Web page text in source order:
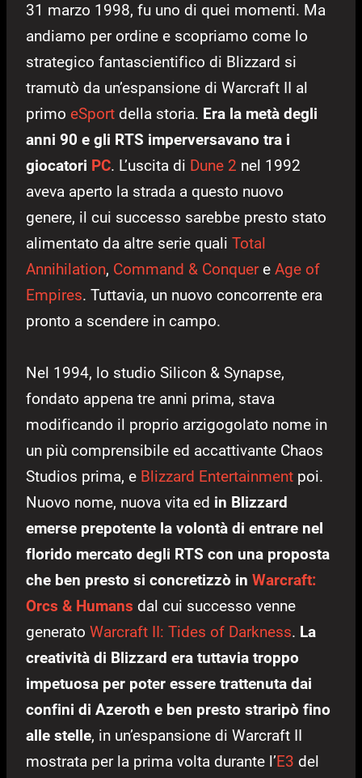
31 marzo 1998, fu uno di quei momenti. Ma
andiamo per ordine e scopriamo come lo
strategico fantascientifico di Blizzard si
tramutò da un’espansione di Warcraft II al
primo eSport della storia. Era la metà degli
anni 90 e gli RTS imperversavano tra i
giocatori PC. L’uscita di Dune 2 nel 1992
aveva aperto la strada a questo nuovo
genere, il cui successo sarebbe presto stato
alimentato da altre serie quali Total
Annihilation, Command & Conquere Age of
Empires. Tuttavia, un nuovo concorrente era
pronto a scendere in campo.
Nel 1994, lo studio Silicon & Synapse,
fondato appena tre anni prima, stava
modificando il proprio arzigogolato nome in
un più comprensibile ed accattivante Chaos
Studios prima, e Blizzard Entertainment poi.
Nuovo nome, nuova vita ed in Blizzard
emerse prepotente la volontà di entrare nel
florido mercato degli RTS con una proposta
che ben presto si concretizzò in Warcraft:
Orcs & Humans dal cui successo venne
generato Warcraft II: Tides of Darkness. La
creatività di Blizzard era tuttavia troppo
impetuosa per poter essere trattenuta dai
confini di Azeroth e ben presto straripò fino
alle stelle, in un’espansione di Warcraft II
mostrata per la prima volta durante l’E3 del